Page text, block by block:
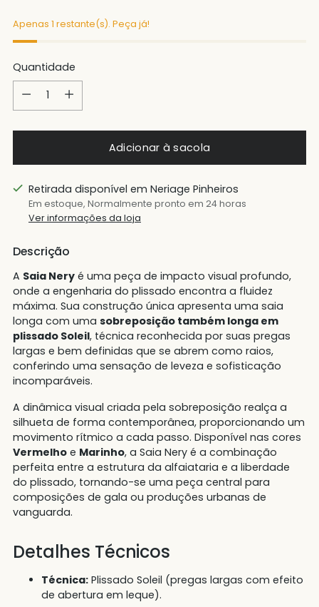
Apenas 1 restante(s). Peça já!
Quantidade
Quantidade
Adicionar à sacola
Retirada disponível em Neriage Pinheiros
Em estoque, Normalmente pronto em 24 horas
Ver informações da loja
Descrição
A Saia Nery é uma peça de impacto visual profundo,
onde a engenharia do plissado encontra a fluidez
máxima. Sua construção única apresenta uma saia
longa com uma sobreposição também longa em
plissado Soleil, técnica reconhecida por suas pregas
largas e bem definidas que se abrem como raios,
conferindo uma sensação de leveza e sofisticação
incomparáveis.
A dinâmica visual criada pela sobreposição realça a
silhueta de forma contemporânea, proporcionando um
movimento rítmico a cada passo. Disponível nas cores
Vermelho e Marinho, a Saia Nery é a combinação
perfeita entre a estrutura da alfaiataria e a liberdade
do plissado, tornando-se uma peça central para
composições de gala ou produções urbanas de
vanguarda.
Detalhes Técnicos
Técnica: Plissado Soleil (pregas largas com efeito
de abertura em leque).